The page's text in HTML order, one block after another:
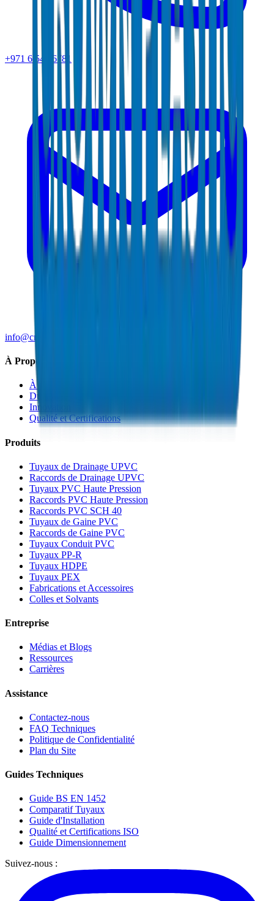
+971 6 543 6781
info@crownplasticuae.com
À Propos de Crown
À Propos
Durabilité
Innovation
Qualité et Certifications
Produits
Tuyaux de Drainage UPVC
Raccords de Drainage UPVC
Tuyaux PVC Haute Pression
Raccords PVC Haute Pression
Raccords PVC SCH 40
Tuyaux de Gaine PVC
Raccords de Gaine PVC
Tuyaux Conduit PVC
Tuyaux PP-R
Tuyaux HDPE
Tuyaux PEX
Fabrications et Accessoires
Colles et Solvants
Entreprise
Médias et Blogs
Ressources
Carrières
Assistance
Contactez-nous
FAQ Techniques
Politique de Confidentialité
Plan du Site
Guides Techniques
Guide BS EN 1452
Comparatif Tuyaux
Guide d'Installation
Qualité et Certifications ISO
Guide Dimensionnement
Suivez-nous :